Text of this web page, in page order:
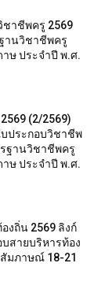
ชาชีพครู 2569
านวิชาชีพครู
ษ ประจำปี พ.ศ.
(2/2569)
ประกอบวิชาชีพ
ฐานวิชาชีพครู
ษ ประจำปี พ.ศ.
งถิ่น 2569 ลิงก์
สายบริหารท้อง
มภาษณ์ 18-21